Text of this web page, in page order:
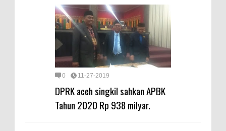
0 11-27-2019
DPRK aceh singkil sahkan APBK
Tahun 2020 Rp 938 milyar.